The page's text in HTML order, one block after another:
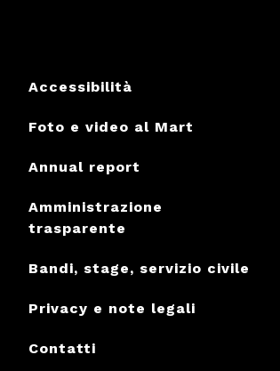
Accessibilità
Foto e video al Mart
Annual report
Amministrazione
trasparente
Bandi, stage, servizio civile
Privacy e note legali
Contatti